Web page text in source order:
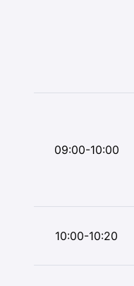
09:00-10:00
10:00-10:20